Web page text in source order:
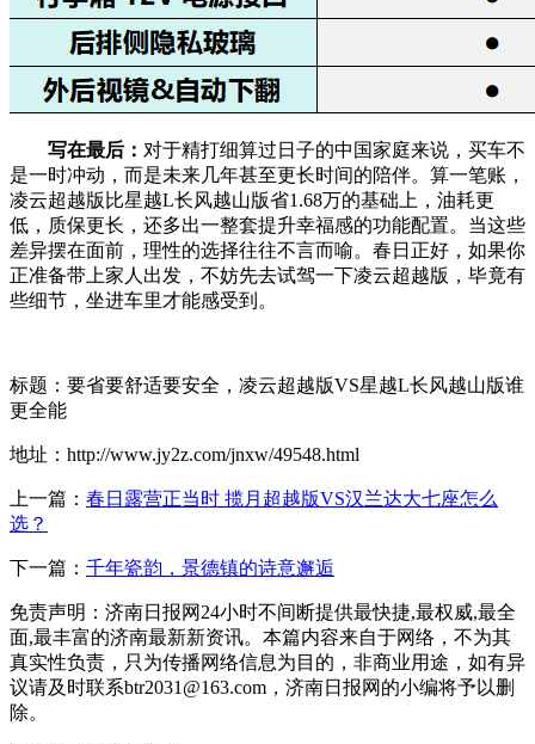
写在最后： 对于精打细算过日子的中国家庭来说，买车不
是一时冲动，而是未来几年甚至更长时间的陪伴。算一笔账，
凌云超越版比星越L长风越山版省1.68万的基础上，油耗更
低，质保更长，还多出一整套提升幸福感的功能配置。当这些
差异摆在面前，理性的选择往往不言而喻。春日正好，如果你
正准备带上家人出发，不妨先去试驾一下凌云超越版，毕竟有
些细节，坐进车里才能感受到。
标题：要省要舒适要安全，凌云超越版VS星越L长风越山版谁
更全能
地址：http://www.jy2z.com/jnxw/49548.html
上一篇： 春日露营正当时 揽月超越版VS汉兰达大七座怎么
选？
下一篇： 千年瓷韵，景德镇的诗意邂逅
免责声明：济南日报网24小时不间断提供最快捷,最权威,最全
面,最丰富的济南最新新资讯。本篇内容来自于网络，不为其
真实性负责，只为传播网络信息为目的，非商业用途，如有异
议请及时联系btr2031@163.com，济南日报网的小编将予以删
除。